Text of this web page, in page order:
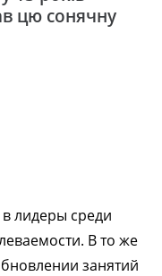
цю сонячну
лидеры среди
В то же
занятий